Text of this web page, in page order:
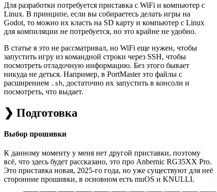
Для разработки потребуется приставка с WiFi и компьютер с
Linux. В принципе, если вы собираетесь делать игры на
Godot, то можно их класть на SD карту и компьютер с Linux
для компиляции не потребуется, но это крайне не удобно.
В статье я это не рассматривал, но WiFi еще нужен, чтобы
запустить игру из командной строки через SSH, чтобы
посмотреть отладочную информацию. Без этого бывает
никуда не деться. Например, в PortMaster это файлы с
расширением .sh, достаточно их запустить в консоли и
посмотреть, что выдает.
❯ Подготовка
Выбор прошивки
К данному моменту у меня нет другой приставки, поэтому
всё, что здесь будет рассказано, это про Anbernic RG35XX Pro.
Это приставка новая, 2025-го года, но уже существуют для неё
сторонние прошивки, в основном есть muOS и KNULLI.